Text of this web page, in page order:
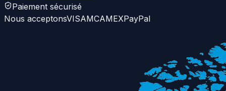
Paiement sécurisé
Nous acceptonsVISAMCAMEXPayPal